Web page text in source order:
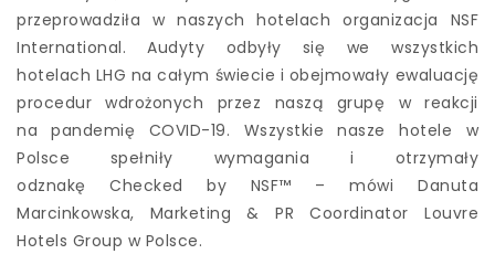
przeprowadziła w naszych hotelach organizacja NSF
International. Audyty odbyły się we wszystkich
hotelach LHG na całym świecie i obejmowały ewaluację
procedur wdrożonych przez naszą grupę w reakcji
na pandemię COVID-19. Wszystkie nasze hotele w
Polsce spełniły wymagania i otrzymały
odznakę Checked by NSF™ – mówi Danuta
Marcinkowska, Marketing & PR Coordinator Louvre
Hotels Group w Polsce.